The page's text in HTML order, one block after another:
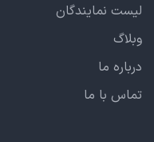
لیست نمایندگان
وبلاگ
درباره ما
تماس با ما